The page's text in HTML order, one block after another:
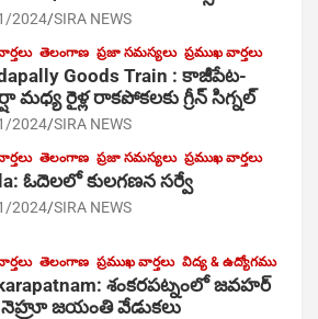
2024 SIRA NEWS
తెలంగాణ ప్రజా సమస్యలు ప్రముఖ వార్తలు
Goods Train : కాజీపేట-
మధ్య రైళ్ల రాకపోకలకు గ్రీన్ సిగ్నల్
2024 SIRA NEWS
తెలంగాణ ప్రజా సమస్యలు ప్రముఖ వార్తలు
ఓదెలలో కులగణన సర్వే
2024 SIRA NEWS
తెలంగాణ ప్రముఖ వార్తలు విద్య & ఉద్యోగము
శంకరపట్నంలో జవహర్
జయంతి వేడుకలు